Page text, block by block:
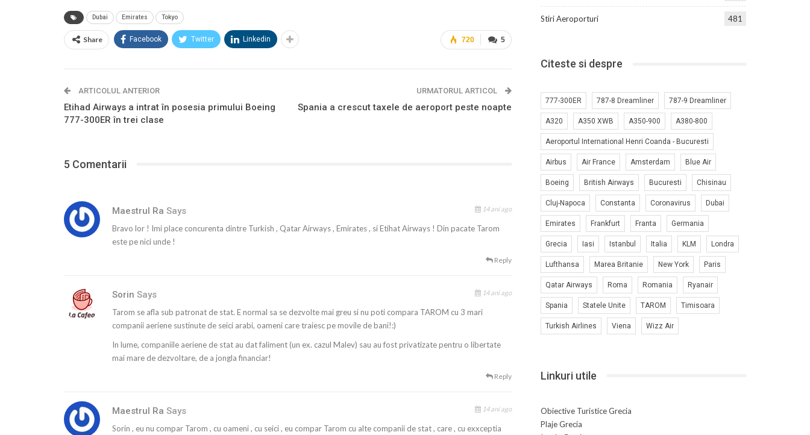
Dubai Emirates Tokyo
5
720
Share Facebook Twitter Linkedin
ARTICOLUL ANTERIOR
Etihad Airways a intrat în posesia primului Boeing
777-300ER în trei clase
URMATORUL ARTICOL
Spania a crescut taxele de aeroport peste noapte
5 Comentarii
Maestrul Ra Says 14 ani ago
Bravo lor ! Imi place concurenta dintre Turkish , Qatar Airways , Emirates , si Etihat Airways ! Din pacate Tarom
este pe nici unde !
Reply
Sorin Says 14 ani ago
Tarom se afla sub patronat de stat. E normal sa se dezvolte mai greu si nu poti compara TAROM cu 3 mari
companii aeriene sustinute de seici arabi, oameni care traiesc pe movile de bani!:)
In lume, companiile aeriene de stat au dat faliment (un ex. cazul Malev) sau au fost privatizate pentru o libertate
mai mare de dezvoltare, de a jongla financiar!
Reply
Maestrul Ra Says 14 ani ago
Sorin , eu nu compar Tarom , cu oameni , cu seici , eu compar Tarom cu alte companii de stat , care , cu exxceptia
Stiri Aeroporturi 481
Citeste si despre
777-300ER 787-8 Dreamliner 787-9 Dreamliner
A320 A350 XWB A350-900 A380-800
Aeroportul International Henri Coanda - Bucuresti
Airbus Air France Amsterdam Blue Air
Boeing British Airways Bucuresti Chisinau
Cluj-Napoca Constanta Coronavirus Dubai
Emirates Frankfurt Franta Germania
Grecia Iasi Istanbul Italia KLM Londra
Lufthansa Marea Britanie New York Paris
Qatar Airways Roma Romania Ryanair
Spania Statele Unite TAROM Timisoara
Turkish Airlines Viena Wizz Air
Linkuri utile
Obiective Turistice Grecia
Plaje Grecia